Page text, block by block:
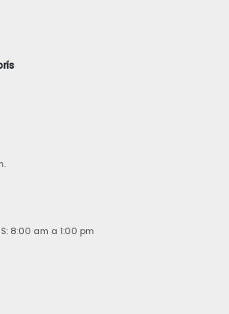
8:00 am a 1:00 pm